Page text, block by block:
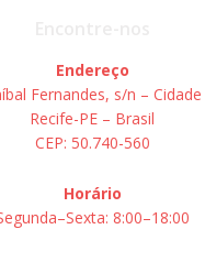
Endereço
Fernandes, s/n –
Recife-PE – Brasil
CEP: 50.740-560
Horário
8:00–18:00